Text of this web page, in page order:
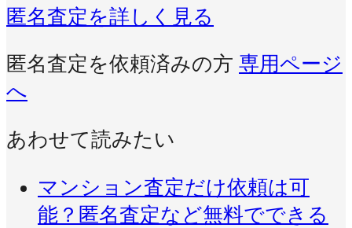
匿名査定を詳しく見る
匿名査定を依頼済みの方 専用ページ
へ
あわせて読みたい
マンション査定だけ依頼は可
能？匿名査定など無料でできる